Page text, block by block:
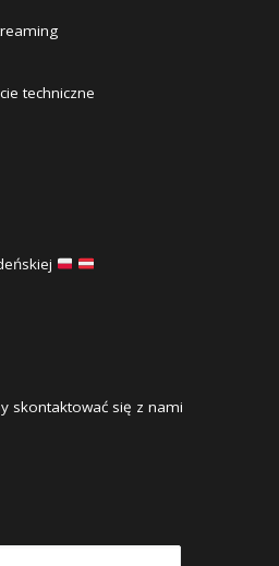
techniczne
skontaktować się z nami